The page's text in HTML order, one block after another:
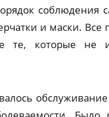
соблюдения
и маски. Все
те, которые не